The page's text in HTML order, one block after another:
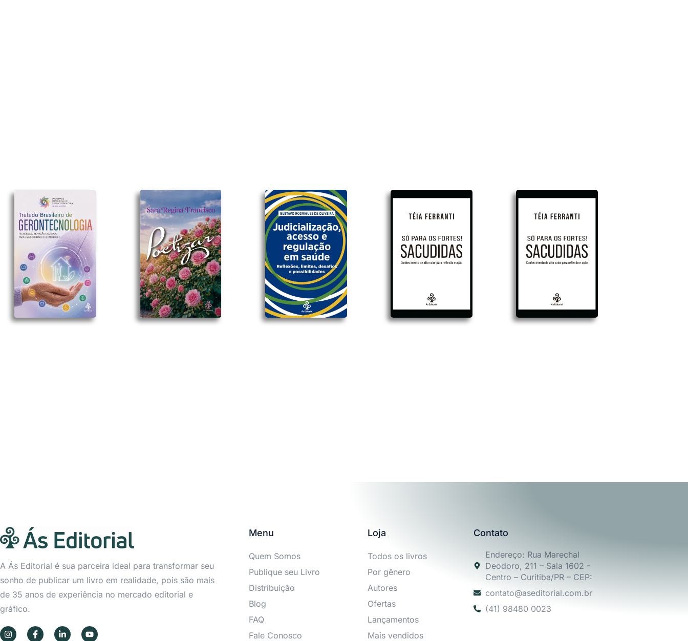
A Ás Editorial é sua parceira ideal para transformar seu
sonho de publicar um livro em realidade, pois são mais
de 35 anos de experiência no mercado editorial e
gráfico.
Menu
Quem Somos
Publique seu Livro
Distribuição
Blog
FAQ
Fale Conosco
Loja
Todos os livros
Por gênero
Autores
Ofertas
Lançamentos
Mais vendidos
Contato
Endereço: Rua Marechal
Deodoro, 211 – Sala 1602 -
Centro – Curitiba/PR – CEP:
contato@aseditorial.com.br
(41) 98480 0023